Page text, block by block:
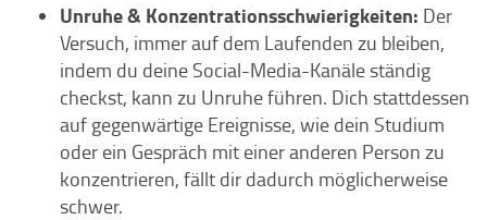
Unruhe & Konzentrationsschwierigkeiten: Der
Versuch, immer auf dem Laufenden zu bleiben,
indem du deine Social-Media-Kanäle ständig
checkst, kann zu Unruhe führen. Dich stattdessen
auf gegenwärtige Ereignisse, wie dein Studium
oder ein Gespräch mit einer anderen Person zu
konzentrieren, fällt dir dadurch möglicherweise
schwer.